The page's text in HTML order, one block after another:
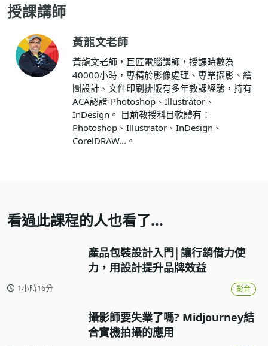
授課講師
黃龍文老師
黃龍文老師，巨匠電腦講師，授課時數為
40000小時，專精於影像處理、專業攝影、繪
圖設計、文件印刷排版有多年教課經驗，持有
ACA認證-Photoshop、Illustrator、
InDesign。 目前教授科目軟體有：
Photoshop、Illustrator、InDesign、
CorelDRAW...。
看過此課程的人也看了...
產品包裝設計入門│讓行銷借力使
力，用設計提升品牌效益
1小時16分 影音
攝影師要失業了嗎? Midjourney結
合實機拍攝的應用